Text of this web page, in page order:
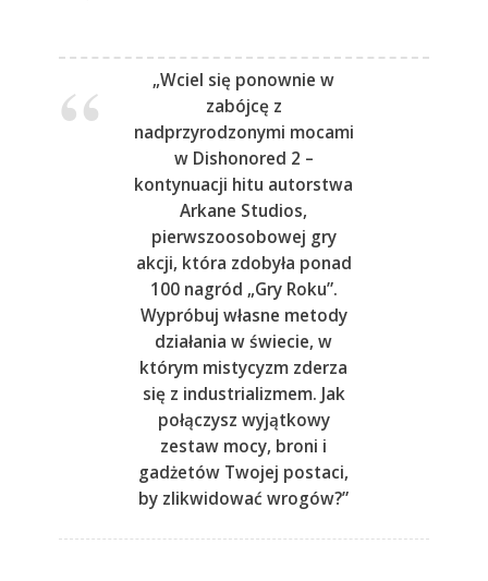
„Wciel się ponownie w
zabójcę z
nadprzyrodzonymi mocami
w Dishonored 2 –
kontynuacji hitu autorstwa
Arkane Studios,
pierwszoosobowej gry
akcji, która zdobyła ponad
100 nagród „Gry Roku”.
Wypróbuj własne metody
działania w świecie, w
którym mistycyzm zderza
się z industrializmem. Jak
połączysz wyjątkowy
zestaw mocy, broni i
gadżetów Twojej postaci,
by zlikwidować wrogów?”